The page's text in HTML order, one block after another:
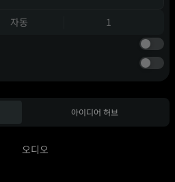
자동
1
아이디어 허브
오디오